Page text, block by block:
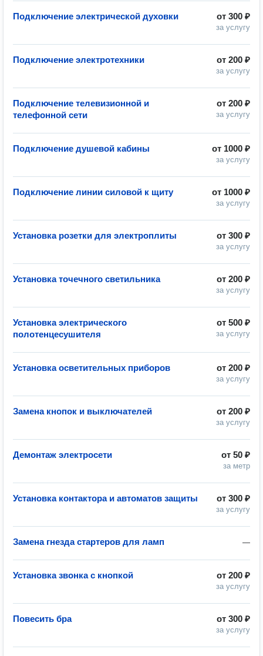
от 300 ₽
за услугу
Подключение электрической духовки
от 200 ₽
за услугу
Подключение электротехники
от 200 ₽
за услугу
Подключение телевизионной и
телефонной сети
от 1000 ₽
за услугу
Подключение душевой кабины
от 1000 ₽
за услугу
Подключение линии силовой к щиту
от 300 ₽
за услугу
Установка розетки для электроплиты
от 200 ₽
за услугу
Установка точечного светильника
от 500 ₽
за услугу
Установка электрического
полотенцесушителя
от 200 ₽
за услугу
Установка осветительных приборов
от 200 ₽
за услугу
Замена кнопок и выключателей
от 50 ₽
за метр
Демонтаж электросети
от 300 ₽
за услугу
Установка контактора и автоматов защиты
—
Замена гнезда стартеров для ламп
от 200 ₽
за услугу
Установка звонка с кнопкой
от 300 ₽
за услугу
Повесить бра